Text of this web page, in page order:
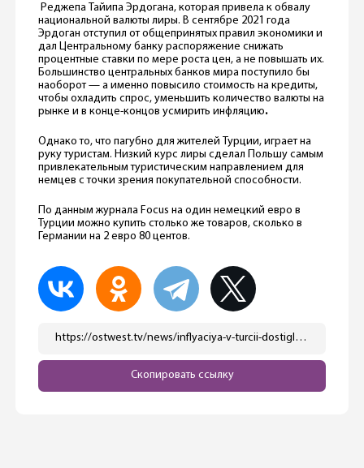
Реджепа Тайипа Эрдогана, которая привела к обвалу
национальной валюты лиры. В сентябре 2021 года
Эрдоган отступил от общепринятых правил экономики и
дал Центральному банку распоряжение снижать
процентные ставки по мере роста цен, а не повышать их.
Большинство центральных банков мира поступило бы
наоборот — а именно повысило стоимость на кредиты,
чтобы охладить спрос, уменьшить количество валюты на
рынке и в конце-концов усмирить инфляцию.
Однако то, что пагубно для жителей Турции, играет на
руку туристам. Низкий курс лиры сделал Польшу самым
привлекательным туристическим направлением для
немцев с точки зрения покупательной способности.
По данным журнала Focus на один немецкий евро в
Турции можно купить столько же товаров, сколько в
Германии на 2 евро 80 центов.
https://ostwest.tv/news/inflyaciya-v-turcii-dostigla-pochti-80/
Скопировать ссылку